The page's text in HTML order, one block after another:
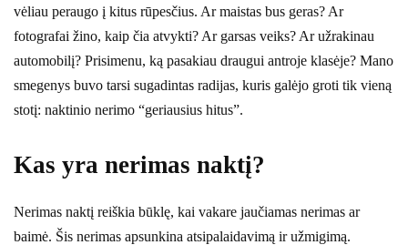
vėliau peraugo į kitus rūpesčius. Ar maistas bus geras? Ar
fotografai žino, kaip čia atvykti? Ar garsas veiks? Ar užrakinau
automobilį? Prisimenu, ką pasakiau draugui antroje klasėje? Mano
smegenys buvo tarsi sugadintas radijas, kuris galėjo groti tik vieną
stotį: naktinio nerimo “geriausius hitus”.
Kas yra nerimas naktį?
Nerimas naktį reiškia būklę, kai vakare jaučiamas nerimas ar
baimė. Šis nerimas apsunkina atsipalaidavimą ir užmigimą.